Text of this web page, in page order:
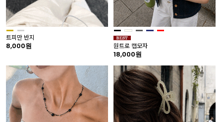
트피만 반지
8,000원 원트로 캡모자
18,000원